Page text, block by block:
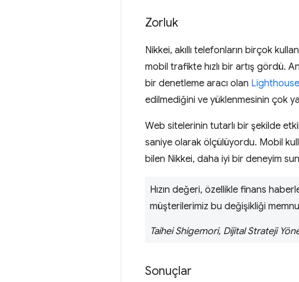
Zorluk
Nikkei, akıllı telefonların birçok
mobil trafikte hızlı bir artış gördü.
bir denetleme aracı olan Lighthouse
edilmediğini ve yüklenmesinin çok
Web sitelerinin tutarlı bir şekilde
saniye olarak ölçülüyordu. Mobil
bilen Nikkei, daha iyi bir deneyim
Hızın değeri, özellikle finans
müşterilerimiz bu değişikliği
Taihei Shigemori, Dijital Strateji
Sonuçlar